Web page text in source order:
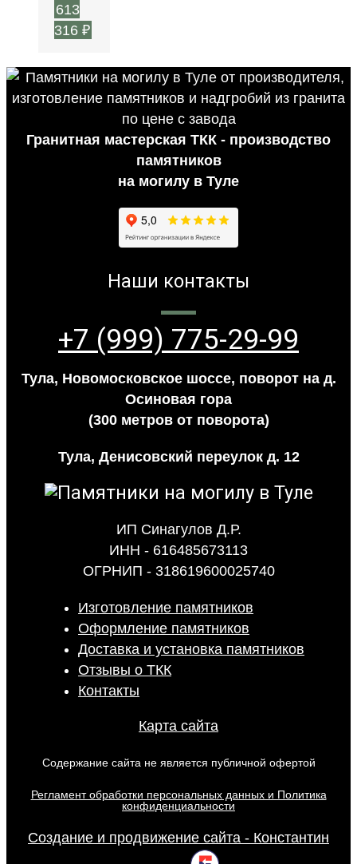
613
316 ₽
Гранитная мастерская ТКК - производство
памятников
на могилу в Туле
Наши контакты
+7 (999) 775-29-99
Тула, Новомосковское шоссе, поворот на д.
Осиновая гора
(300 метров от поворота)
Тула, Денисовский переулок д. 12
ИП Синагулов Д.Р.
ИНН - 616485673113
ОГРНИП - 318619600025740
Изготовление памятников
Оформление памятников
Доставка и установка памятников
Отзывы о ТКК
Контакты
Карта сайта
Содержание сайта не является публичной офертой
Регламент обработки персональных данных и Политика
конфиденциальности
Создание и продвижение сайта - Константин